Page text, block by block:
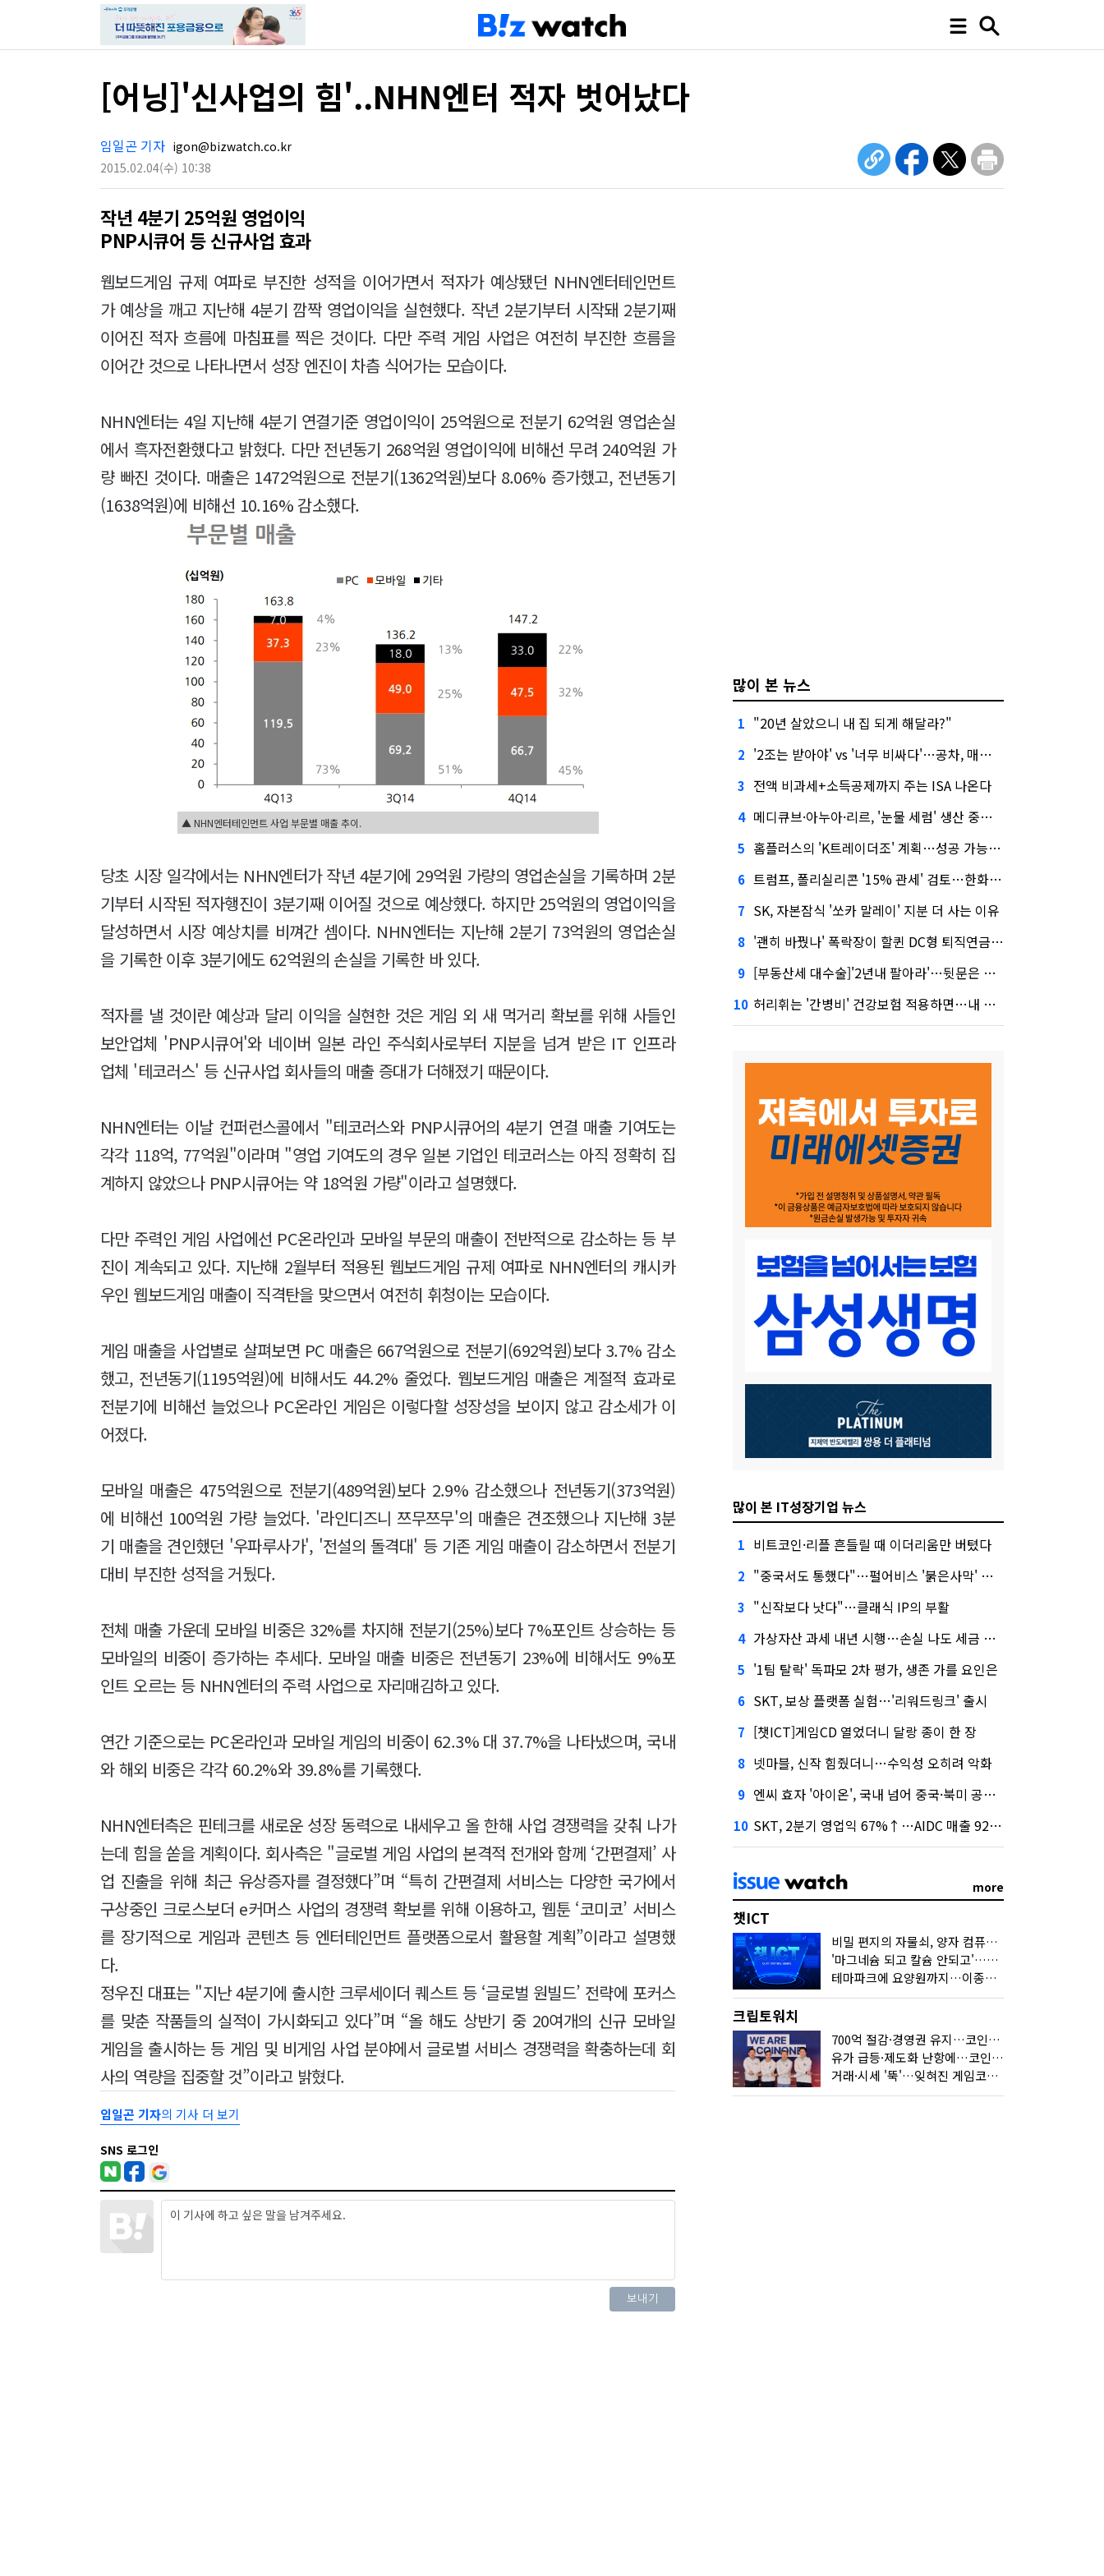
[어닝]'신사업의 힘'..NHN엔터 적자 벗어났다
임일곤 기자 igon@bizwatch.co.kr
2015.02.04(수) 10:38
작년 4분기 25억원 영업이익
PNP시큐어 등 신규사업 효과
웹보드게임 규제 여파로 부진한 성적을 이어가면서 적자가 예상됐던 NHN엔터테인먼트
가 예상을 깨고 지난해 4분기 깜짝 영업이익을 실현했다. 작년 2분기부터 시작돼 2분기째
이어진 적자 흐름에 마침표를 찍은 것이다. 다만 주력 게임 사업은 여전히 부진한 흐름을
이어간 것으로 나타나면서 성장 엔진이 차츰 식어가는 모습이다.
NHN엔터는 4일 지난해 4분기 연결기준 영업이익이 25억원으로 전분기 62억원 영업손실
에서 흑자전환했다고 밝혔다. 다만 전년동기 268억원 영업이익에 비해선 무려 240억원 가
량 빠진 것이다. 매출은 1472억원으로 전분기(1362억원)보다 8.06% 증가했고, 전년동기
(1638억원)에 비해선 10.16% 감소했다.
▲ NHN엔터테인먼트 사업 부문별 매출 추이.
당초 시장 일각에서는 NHN엔터가 작년 4분기에 29억원 가량의 영업손실을 기록하며 2분
기부터 시작된 적자행진이 3분기째 이어질 것으로 예상했다. 하지만 25억원의 영업이익을
달성하면서 시장 예상치를 비껴간 셈이다. NHN엔터는 지난해 2분기 73억원의 영업손실
을 기록한 이후 3분기에도 62억원의 손실을 기록한 바 있다.
적자를 낼 것이란 예상과 달리 이익을 실현한 것은 게임 외 새 먹거리 확보를 위해 사들인
보안업체 'PNP시큐어'와 네이버 일본 라인 주식회사로부터 지분을 넘겨 받은 IT 인프라
업체 '테코러스' 등 신규사업 회사들의 매출 증대가 더해졌기 때문이다.
NHN엔터는 이날 컨퍼런스콜에서 "테코러스와 PNP시큐어의 4분기 연결 매출 기여도는
각각 118억, 77억원"이라며 "영업 기여도의 경우 일본 기업인 테코러스는 아직 정확히 집
계하지 않았으나 PNP시큐어는 약 18억원 가량"이라고 설명했다.
다만 주력인 게임 사업에선 PC온라인과 모바일 부문의 매출이 전반적으로 감소하는 등 부
진이 계속되고 있다. 지난해 2월부터 적용된 웹보드게임 규제 여파로 NHN엔터의 캐시카
우인 웹보드게임 매출이 직격탄을 맞으면서 여전히 휘청이는 모습이다.
게임 매출을 사업별로 살펴보면 PC 매출은 667억원으로 전분기(692억원)보다 3.7% 감소
했고, 전년동기(1195억원)에 비해서도 44.2% 줄었다. 웹보드게임 매출은 계절적 효과로
전분기에 비해선 늘었으나 PC온라인 게임은 이렇다할 성장성을 보이지 않고 감소세가 이
어졌다.
모바일 매출은 475억원으로 전분기(489억원)보다 2.9% 감소했으나 전년동기(373억원)
에 비해선 100억원 가량 늘었다. '라인디즈니 쯔무쯔무'의 매출은 견조했으나 지난해 3분
기 매출을 견인했던 '우파루사가', '전설의 돌격대' 등 기존 게임 매출이 감소하면서 전분기
대비 부진한 성적을 거뒀다.
전체 매출 가운데 모바일 비중은 32%를 차지해 전분기(25%)보다 7%포인트 상승하는 등
모바일의 비중이 증가하는 추세다. 모바일 매출 비중은 전년동기 23%에 비해서도 9%포
인트 오르는 등 NHN엔터의 주력 사업으로 자리매김하고 있다.
연간 기준으로는 PC온라인과 모바일 게임의 비중이 62.3% 대 37.7%을 나타냈으며, 국내
와 해외 비중은 각각 60.2%와 39.8%를 기록했다.
NHN엔터측은 핀테크를 새로운 성장 동력으로 내세우고 올 한해 사업 경쟁력을 갖춰 나가
는데 힘을 쏟을 계획이다. 회사측은 "글로벌 게임 사업의 본격적 전개와 함께 ‘간편결제’ 사
업 진출을 위해 최근 유상증자를 결정했다”며 “특히 간편결제 서비스는 다양한 국가에서
구상중인 크로스보더 e커머스 사업의 경쟁력 확보를 위해 이용하고, 웹툰 ‘코미코’ 서비스
를 장기적으로 게임과 콘텐츠 등 엔터테인먼트 플랫폼으로서 활용할 계획”이라고 설명했
다.
정우진 대표는 "지난 4분기에 출시한 크루세이더 퀘스트 등 ‘글로벌 원빌드’ 전략에 포커스
를 맞춘 작품들의 실적이 가시화되고 있다”며 “올 해도 상반기 중 20여개의 신규 모바일
게임을 출시하는 등 게임 및 비게임 사업 분야에서 글로벌 서비스 경쟁력을 확충하는데 회
사의 역량을 집중할 것”이라고 밝혔다.
임일곤 기자의 기사 더 보기
SNS 로그인
많이 본 뉴스
1 "20년 살았으니 내 집 되게 해달라?"
2 '2조는 받아야' vs '너무 비싸다'…공차, 매각 성공할까
3 전액 비과세+소득공제까지 주는 ISA 나온다
4 메디큐브·아누아·리르, '눈물 세럼' 생산 중단한다
5 홈플러스의 'K트레이더조' 계획…성공 가능성은 '글쎄'
6 트럼프, 폴리실리콘 '15% 관세' 검토…한화큐셀·OCI 영향은?
7 SK, 자본잠식 '쏘카 말레이' 지분 더 사는 이유
8 '괜히 바꿨나' 폭락장이 할퀸 DC형 퇴직연금…전문가 조언은
9 [부동산세 대수술]'2년내 팔아라'…뒷문은 열었다
10 허리휘는 '간병비' 건강보험 적용하면…내 간병보험은?
많이 본 IT성장기업 뉴스
1 비트코인·리플 흔들릴 때 이더리움만 버텼다
2 "중국서도 통했다"…펄어비스 '붉은사막' 최고 게임상
3 "신작보다 낫다"…클래식 IP의 부활
4 가상자산 과세 내년 시행…손실 나도 세금 낸다고?
5 '1팀 탈락' 독파모 2차 평가, 생존 가를 요인은
6 SKT, 보상 플랫폼 실험…'리워드링크' 출시
7 [챗ICT]게임CD 열었더니 달랑 종이 한 장
8 넷마블, 신작 힘줬더니…수익성 오히려 악화
9 엔씨 효자 '아이온', 국내 넘어 중국·북미 공략 나선다
10 SKT, 2분기 영업익 67%↑…AIDC 매출 92% 급증
more
챗ICT
비밀 편지의 자물쇠, 양자 컴퓨터가 연다
'마그네슘 되고 칼슘 안되고'…다음 'AI 요약' 갈 길은
테마파크에 요양원까지…이종사업 눈독 들이는 게임사
크립토워치
700억 절감·경영권 유지…코인원의 '영리한 딜'
유가 급등·제도화 난항에…코인 또 '멈칫'
거래·시세 '뚝'…잊혀진 게임코인들